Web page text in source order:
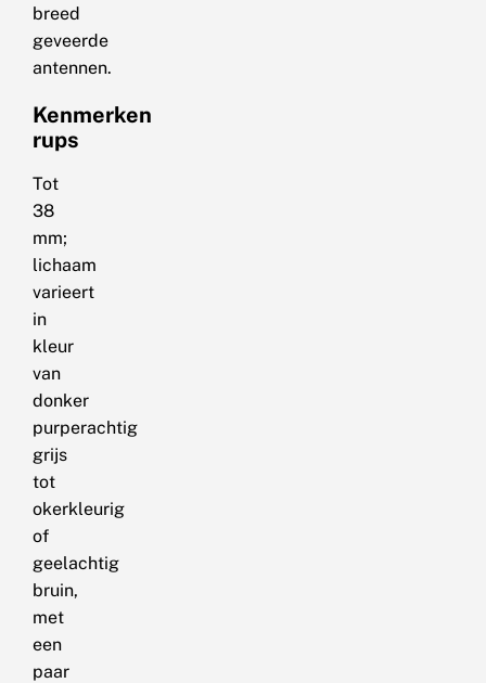
breed
geveerde
antennen.
Kenmerken
rups
Tot
38
mm;
lichaam
varieert
in
kleur
van
donker
purperachtig
grijs
tot
okerkleurig
of
geelachtig
bruin,
met
een
paar